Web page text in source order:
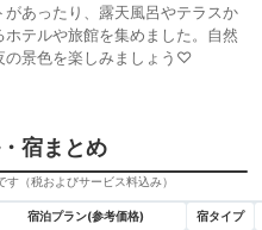
あったり、露天風呂やテラスか
テルや旅館を集めました。自然
の景色を楽しみましょう♡
宿まとめ
（税およびサービス料込み）
宿泊プラン(参考価格) 宿タイプ